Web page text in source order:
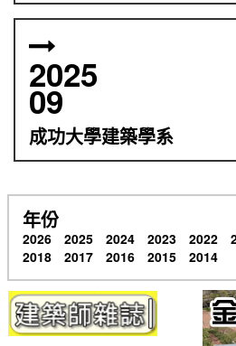
2025
09
成功大學建築學系
年份
2026 2025 2024 2023 2022
2018
2017 2016 2015 2014